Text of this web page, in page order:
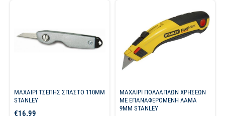
ΜΑΧΑΙΡΙ ΤΣΕΠΗΣ ΣΠΑΣΤΟ 110MM
STANLEY
€16.99
ΜΑΧΑΙΡΙ ΠΟΛΛΑΠΛΩΝ ΧΡΗΣΕΩΝ
ΜΕ ΕΠΑΝΑΦΕΡΟΜΕΝΗ ΛΑΜΑ
9ΜΜ STANLEY